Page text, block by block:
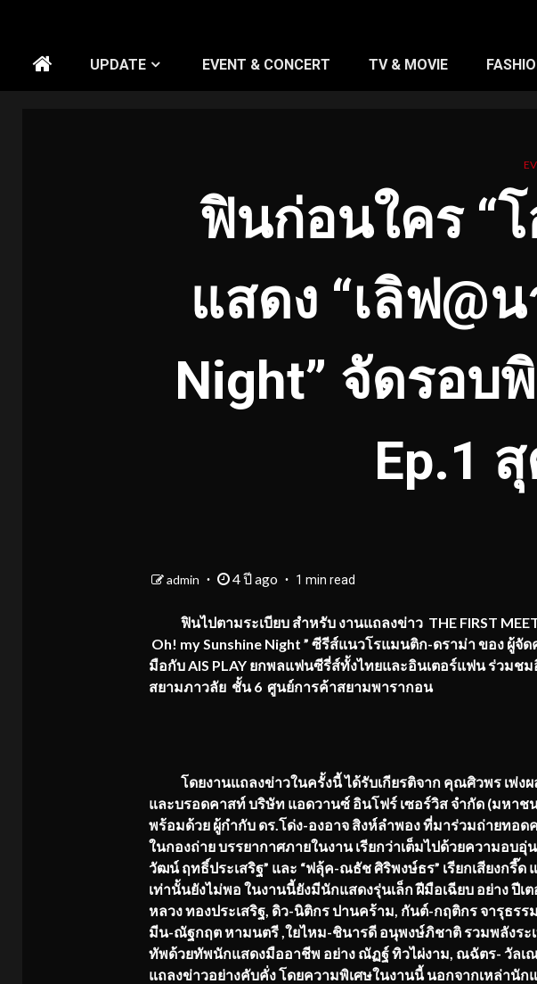
UPDATE EVENT & CONCERT TV & MOVIE
ฟินก่อนใคร “
แสดง “เลิฟ@
Night” จัดรอบ
Ep.1
admin 4 ปี ago 1 min read
ฟินไปตามระเบียบ สำหรับ งานแถลงข่าว THE FIRST
Oh! my Sunshine Night ” ซีรีส์แนวโรแมนติก-ดราม่า ของ ผู้จั
มือกับ AIS PLAY ยกพลแฟนซีรี่ส์ทั้งไทยและอินเตอร์แฟน ร่วม
สยามภาวลัย ชั้น 6 ศูนย์การค้าสยามพารากอน
โดยงานแถลงข่าวในครั้งนี้ ได้รับเกียรติจาก คุณศิวพร เพ่ง
และบรอดคาสท์ บริษัท แอดวานซ์ อินโฟร์ เซอร์วิส จำกัด (มหาช
พร้อมด้วย ผู้กำกับ ดร.โด่ง-องอาจ สิงห์ลำพองที่มาร่วมถ่ายทอด
ในกองถ่าย บรรยากาศภายในงาน เรียกว่าเต็มไปด้วยความอบ
วัฒน์ ฤทธิ์ประเสริฐ” และ “ฟลุ้ค-ณธัช ศิริพงษ์ธร” เรียกเสียงกรี๊
เท่านั้นยังไม่พอ ในงานนี้ยังมีนักแสดงรุ่นเล็ก ฝีมือเฉียบ อย่างปีเ
หลวง ทองประเสริฐ, ดิว-นิติกร ปานคร้าม, กันต์-กฤติกร จารุธ
มีน-ณัฐกฤต หามนตรี ,ใยไหม-ชินารดี อนุพงษ์ภิชาติรวมพลังระ
ทัพด้วยทัพนักแสดงมืออาชีพ อย่าง ณัฏฐ์ ทิวไผ่งาม, ณฉัตร- วัลเ
แถลงข่าวอย่างคับคั่ง โดยความพิเศษในงานนี้ นอกจากเหล่านัก